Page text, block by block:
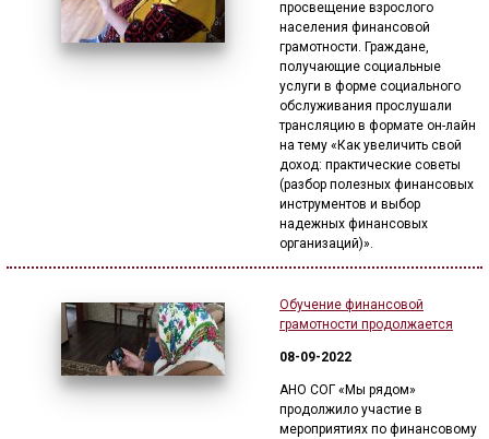
просвещение взрослого
населения финансовой
грамотности. Граждане,
получающие социальные
услуги в форме социального
обслуживания прослушали
трансляцию в формате он-лайн
на тему «Как увеличить свой
доход: практические советы
(разбор полезных финансовых
инструментов и выбор
надежных финансовых
организаций)».
Обучение финансовой
грамотности продолжается
08-09-2022
АНО СОГ «Мы рядом»
продолжило участие в
мероприятиях по финансовому